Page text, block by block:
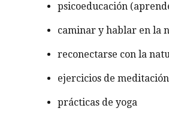
psicoeducación
caminar y hablar en la
reconectarse con la
ejercicios de
prácticas de yoga